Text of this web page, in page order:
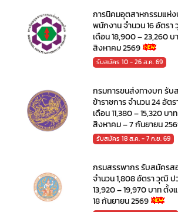
การนิคมอุตสาหกรรมแห่ง
พนักงาน จำนวน 16 อัตรา
เดือน 18,900 – 23,260
สิงหาคม 2569
รับสมัคร 10 - 26 ส.ค. 69
กรมการขนส่งทางบก รับ
ข้าราชการ จำนวน 24 อัต
เดือน 11,380 – 15,320 บ
สิงหาคม – 7 กันยายน
รับสมัคร 18 ส.ค. - 7 ก.ย. 69
กรมสรรพากร รับสมัครส
จำนวน 1,808 อัตรา วุฒิ ป
13,920 – 19,970 บาท ตั้
18 กันยายน 2569